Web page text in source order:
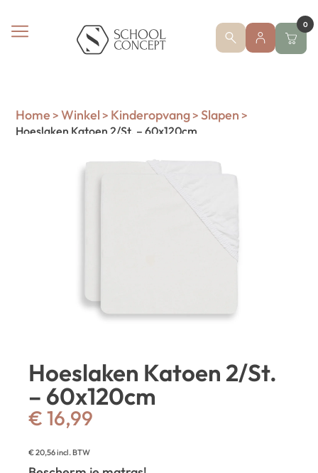
0
Home > Winkel > Kinderopvang> Slapen >
Hoeslaken Katoen 2/St. – 60x120cm
Hoeslaken Katoen 2/St.
– 60x120cm
€ 16,99
€20,56incl. BTW